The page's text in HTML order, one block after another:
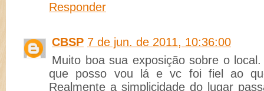
Responder
CBSP 7 de jun. de 2011, 10:36:00
Muito boa sua exposição sobre o
que posso vou lá e vc foi fiel ao
Realmente a simplicidade do lugar